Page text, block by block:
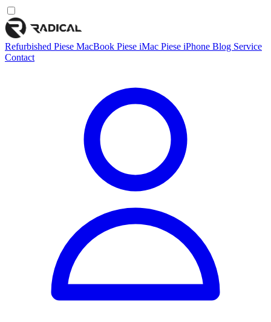
Refurbished Piese MacBook Piese iMac Piese iPhone Blog Service
Contact